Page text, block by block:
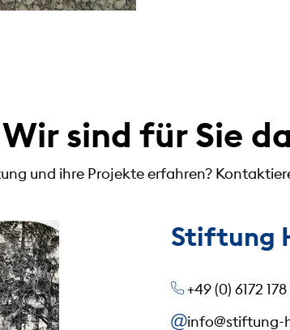
Wir sind für Sie
und ihre Projekte erfahren?
Stiftung
+49 (0) 6172
info@stiftung-